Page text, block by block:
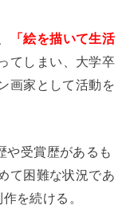
「絵を描いて生活
てしまい、大学卒
画家として活動を
や受賞歴があるも
て困難な状況であ
を続ける。